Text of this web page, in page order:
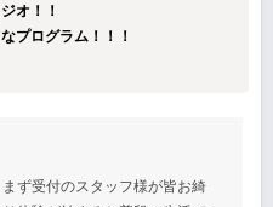
オ！！
プログラム！！！
ず受付のスタッフ様が皆お綺